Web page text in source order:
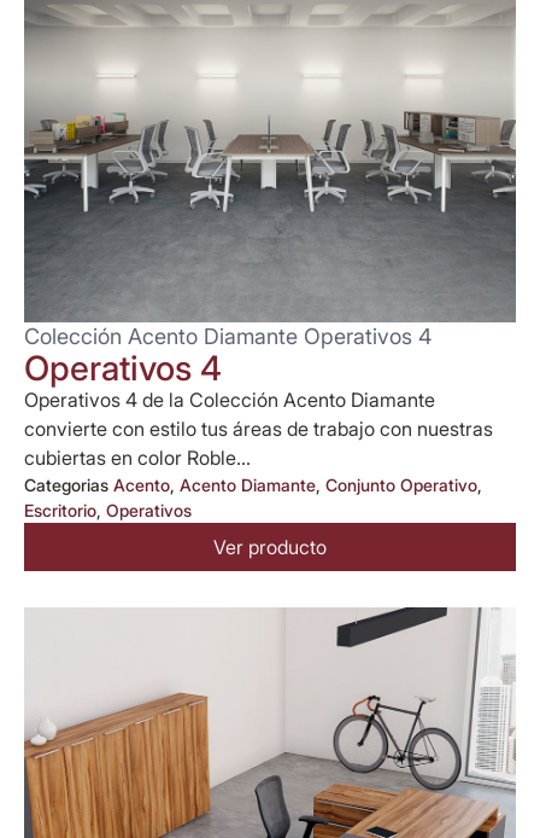
Colección Acento Diamante Operativos 4
Operativos 4
Operativos 4 de la Colección Acento Diamante
convierte con estilo tus áreas de trabajo con nuestras
cubiertas en color Roble...
Categorias Acento, Acento Diamante, Conjunto Operativo,
Escritorio, Operativos
Ver producto